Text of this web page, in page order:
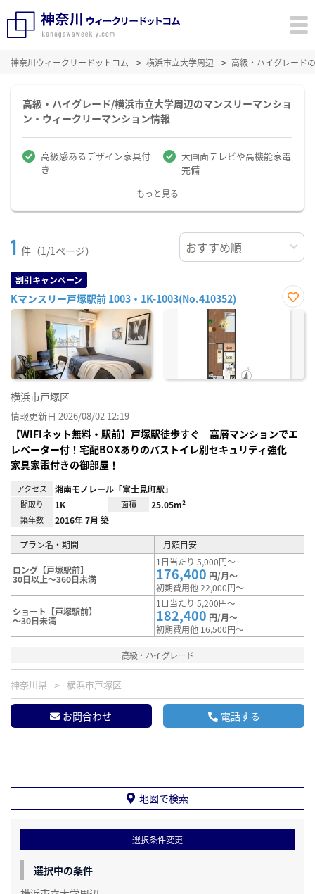
神奈川ウィークリードットコム 横浜市立大学周辺 高級・ハイグレード
高級・ハイグレード/横浜市立大学周辺のマンスリーマンショ
ン・ウィークリーマンション情報
高級感あるデザイン家具付
き
大画面テレビや高機能家電
完備
もっと見る
1 件（1/1ページ）
割引キャンペーン
Kマンスリー戸塚駅前 1003・1K-1003(No.410352)
お気
横浜市戸塚区
情報更新日 2026/08/02 12:19
【WIFIネット無料・駅前】戸塚駅徒歩すぐ 高層マンションでエ
レベーター付！宅配BOXありのバストイレ別セキュリティ強化
家具家電付きの御部屋！
アクセス 湘南モノレール「富士見町駅」
間取り 1K 面積 25.05m²
築年数 2016年 7月 築
プラン名・期間 月額目安
ロング【戸塚駅前】
30日以上～360日未満
1日当たり 5,000円～
176,400 円/月～
初期費用他 22,000円～
ショート【戸塚駅前】
～30日未満
1日当たり 5,200円～
182,400 円/月～
初期費用他 16,500円～
高級・ハイグレード
神奈川県 横浜市戸塚区
お問合わせ 電話する
地図で検索
選択条件変更
選択中の条件